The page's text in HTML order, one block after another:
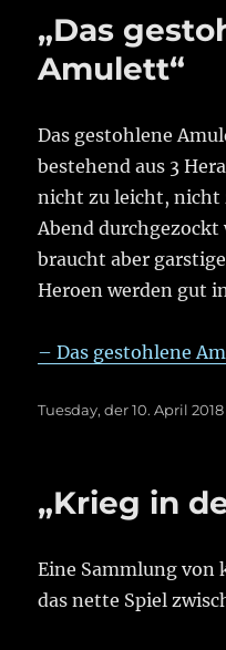
„Das
Amulett“
Das gestohlene
bestehend aus 3
nicht zu leicht, nicht
Abend
braucht aber
Heroen werden gut
– Das gestohlene
Veröffentlicht
Tuesday, der 10. April 2018
„Krieg in
Eine Sammlung von
das nette Spiel